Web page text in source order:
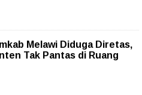
Melawi Diduga Diretas,
Tak Pantas di Ruang